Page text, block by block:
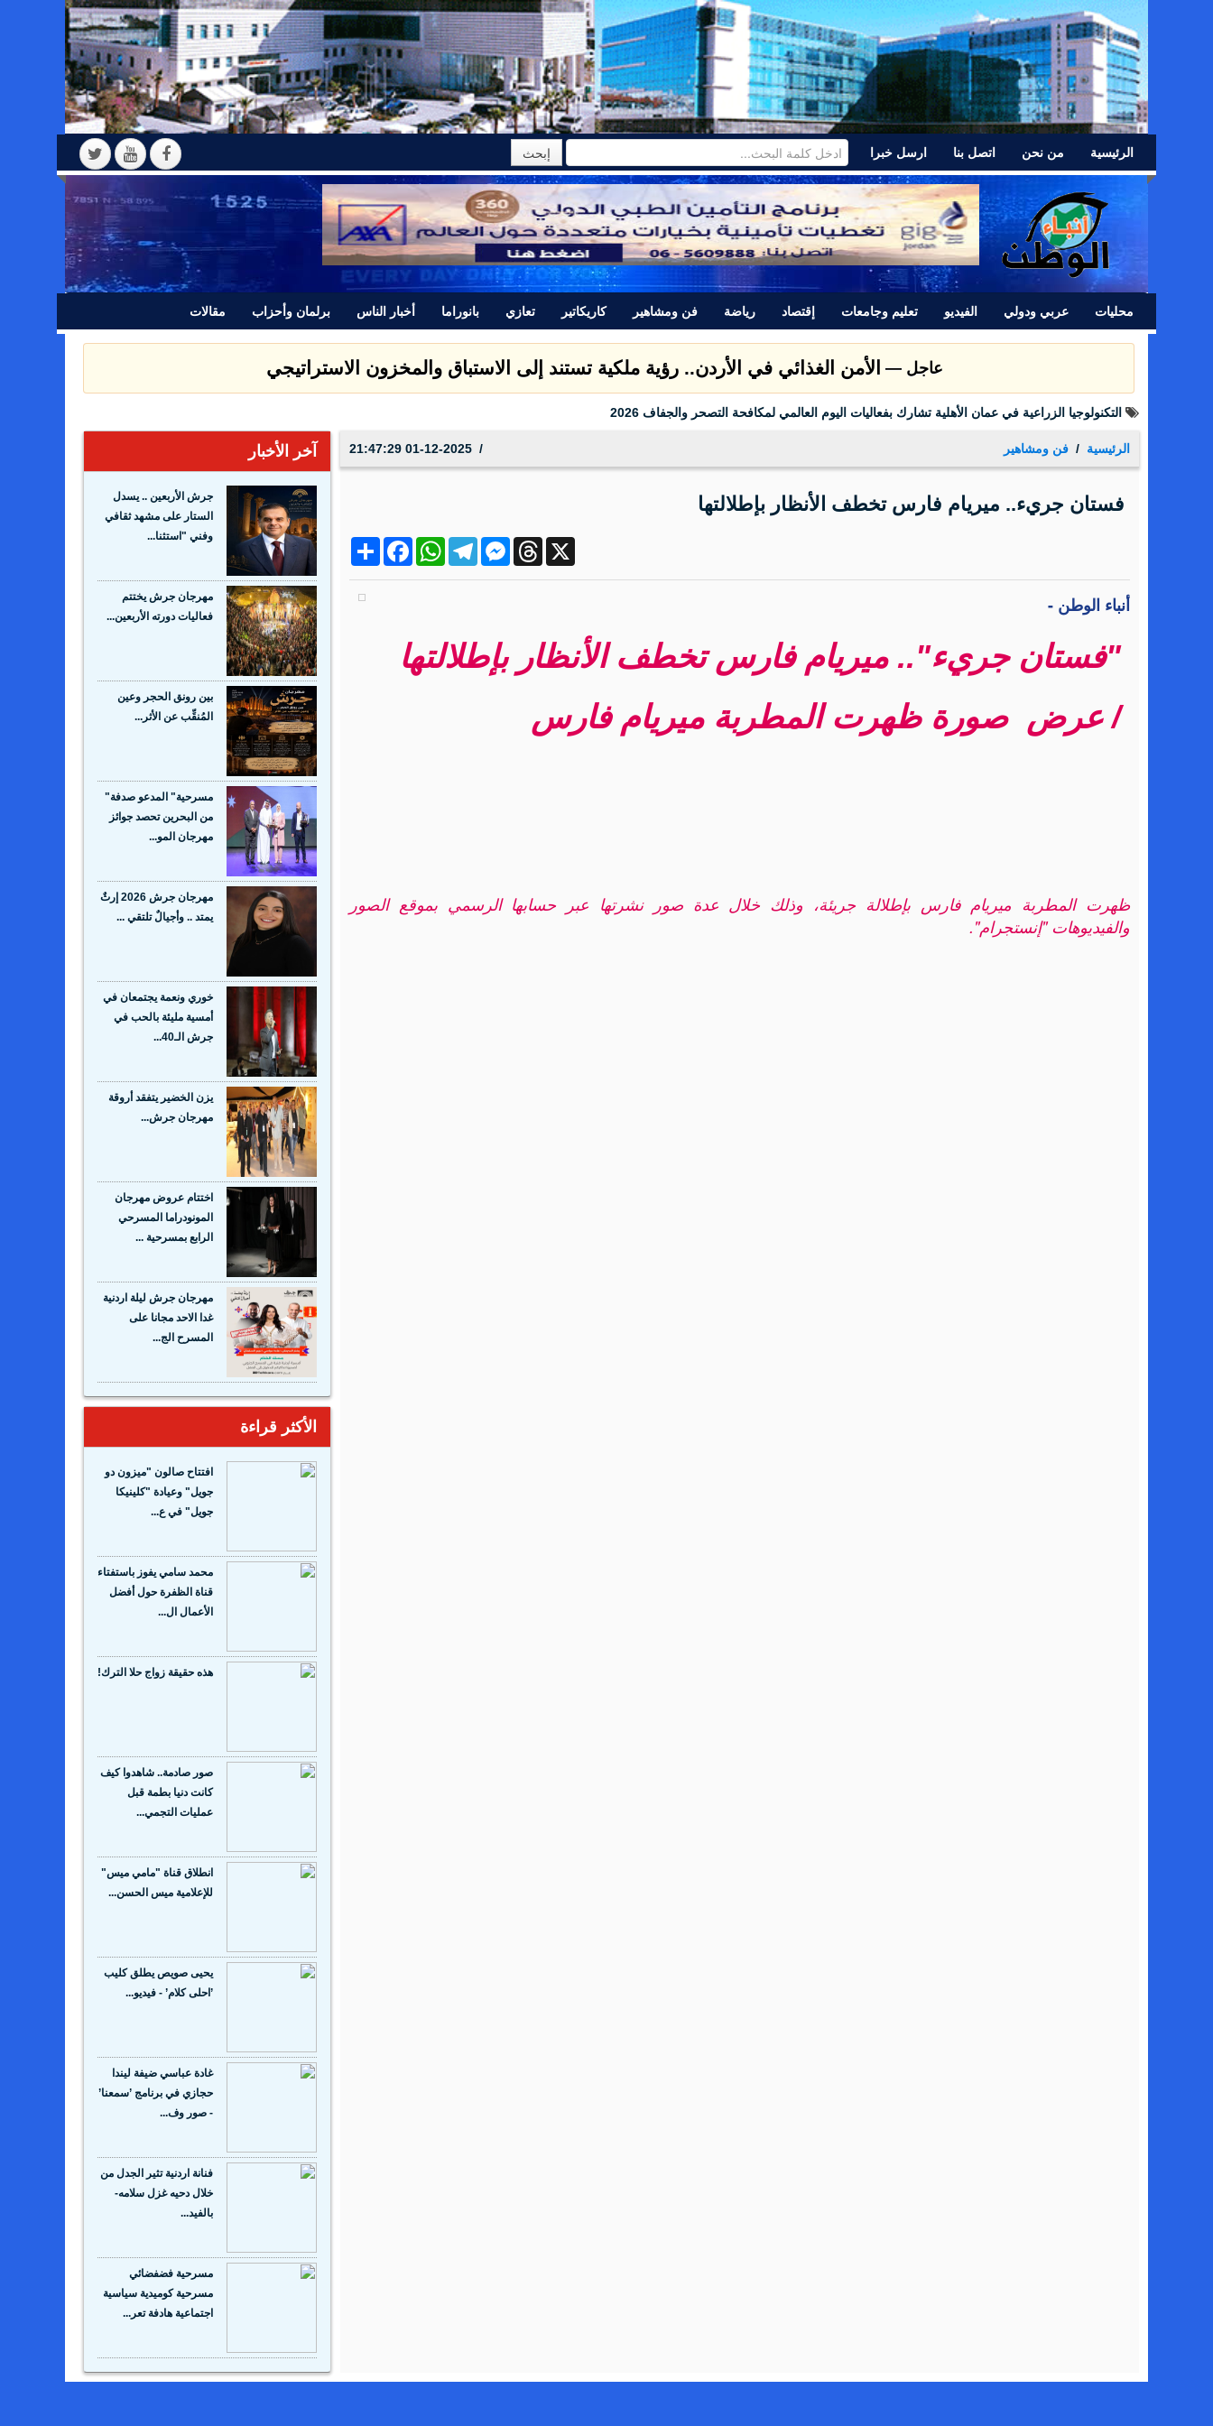
الرئيسية من نحن اتصل بنا ارسل خبرا
محليات عربي ودولي الفيديو تعليم وجامعات إقتصاد رياضة فن ومشاهير كاريكاتير تعازي بانوراما أخبار الناس برلمان وأحزاب مقالات
عاجل — الأمن الغذائي في الأردن.. رؤية ملكية تستند إلى الاستباق والمخزون الاستراتيجي
التكنولوجيا الزراعية في عمان الأهلية تشارك بفعاليات اليوم العالمي لمكافحة التصحر والجفاف 2026
الرئيسية فن ومشاهير 01-12-2025 21:47:29
فستان جريء.. ميريام فارس تخطف الأنظار بإطلالتها
ShareFacebookWhatsAppTelegramMessengerThreads X
أنباء الوطن -
"فستان جريء".. ميريام فارس تخطف الأنظار بإطلالتها
/ عرض صورة ظهرت المطربة ميريام فارس
ظهرت المطربة ميريام فارس بإطلالة جريئة، وذلك خلال عدة صور نشرتها عبر حسابها الرسمي بموقع الصور
والفيديوهات "إنستجرام".
آخر الأخبار
جرش الأربعين .. يسدل
الستار على مشهد ثقافي
وفني "استثنا...
مهرجان جرش يختتم
فعاليات دورته الأربعين...
بين رونق الحجر وعين
المُنقِّب عن الأثر...
مسرحية" المدعو صدفة"
من البحرين تحصد جوائز
مهرجان المو...
مهرجان جرش 2026 إرثٌ
يمتد .. وأجيالٌ تلتقي ...
خوري ونعمة يجتمعان في
أمسية مليئة بالحب في
جرش الـ40...
يزن الخضير يتفقد أروقة
مهرجان جرش...
اختتام عروض مهرجان
المونودراما المسرحي
الرابع بمسرحية ...
مهرجان جرش ليلة اردنية
غدا الاحد مجانا على
المسرح الج...
الأكثر قراءة
افتتاح صالون "ميزون دو
جويل" وعيادة "كلينيكا
جويل" في ع...
محمد سامي يفوز باستفتاء
قناة الظفرة حول أفضل
الأعمال ال...
هذه حقيقة زواج حلا الترك!
صور صادمة.. شاهدوا كيف
كانت دنيا بطمة قبل
عمليات التجمي...
انطلاق قناة "مامي ميس"
للإعلامية ميس الحسن...
يحيى صويص يطلق كليب
’احلى كلام’ - فيديو...
غادة عباسي ضيفة ليندا
حجازي في برنامج ’سمعنا’
- صور وف...
فنانة اردنية تثير الجدل من
خلال دحيه غزل سلامه-
بالفيد...
مسرحية فضفضائي
مسرحية كوميدية سياسية
اجتماعية هادفة تعر...